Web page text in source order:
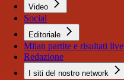
Video
Social
Editoriale
Milan partite e risultati live
Redazione
I siti del nostro network